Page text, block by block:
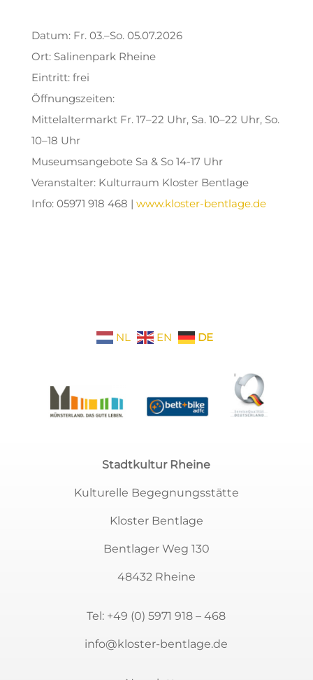
Datum: Fr. 03.–So. 05.07.2026
Ort: Salinenpark Rheine
Eintritt: frei
Öffnungszeiten:
Mittelaltermarkt Fr. 17–22 Uhr, Sa. 10–22 Uhr, So.
10–18 Uhr
Museumsangebote Sa & So 14-17 Uhr
Veranstalter: Kulturraum Kloster Bentlage
Info: 05971 918 468 | www.kloster-bentlage.de
NL EN DE
Stadtkultur Rheine
Kulturelle Begegnungsstätte
Kloster Bentlage
Bentlager Weg 130
48432 Rheine
Tel: +49 (0) 5971 918 – 468
info@kloster-bentlage.de